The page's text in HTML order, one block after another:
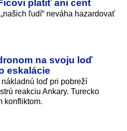
platiť ani cent
ľudí“ neváha hazardovať
na svoju loď
eskalácie
loď pri pobreží
reakciu Ankary. Turecko
konfliktom.